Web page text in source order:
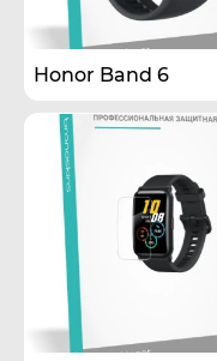
Honor Band 6